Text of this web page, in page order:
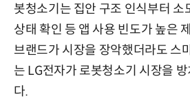
봇청소기는 집안 구조 인식부터 소
상태 확인 등 앱 사용 빈도가 높은
브랜드가 시장을 장악했더라도 스
는 LG전자가 로봇청소기 시장을 방
다.